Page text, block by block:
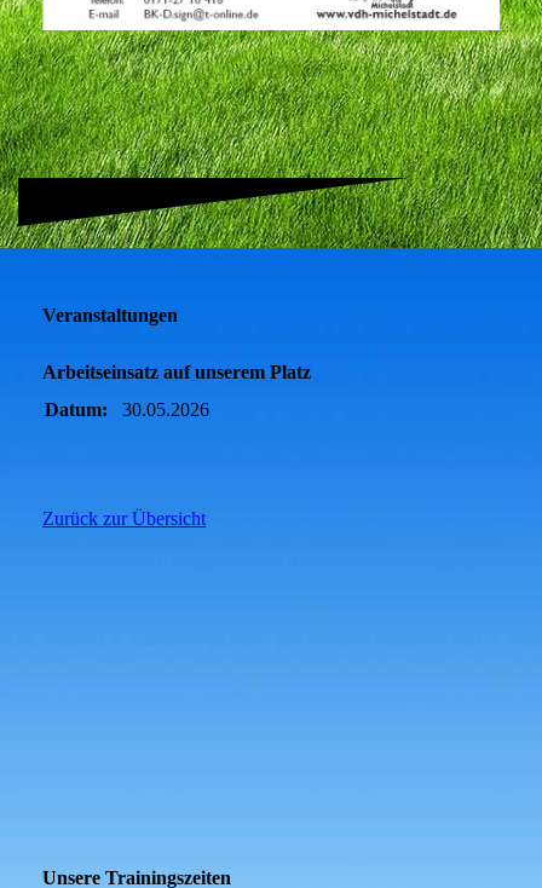
Veranstaltungen
Arbeitseinsatz auf unserem Platz
Datum:
30.05.2026
Zurück zur Übersicht
Unsere Trainingszeiten